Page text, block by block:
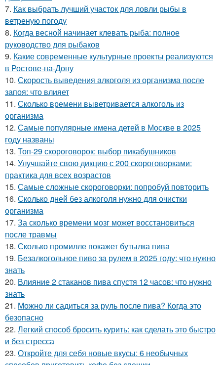
7. Как выбрать лучший участок для ловли рыбы в
ветреную погоду
8. Когда весной начинает клевать рыба: полное
руководство для рыбаков
9. Какие современные культурные проекты реализуются
в Ростове-на-Дону
10. Скорость выведения алкоголя из организма после
запоя: что влияет
11. Сколько времени выветривается алкоголь из
организма
12. Самые популярные имена детей в Москве в 2025
году названы
13. Топ-29 скороговорок: выбор пикабушников
14. Улучшайте свою дикцию с 200 скороговорками:
практика для всех возрастов
15. Самые сложные скороговорки: попробуй повторить
16. Сколько дней без алкоголя нужно для очистки
организма
17. За сколько времени мозг может восстановиться
после травмы
18. Сколько промилле покажет бутылка пива
19. Безалкогольное пиво за рулем в 2025 году: что нужно
знать
20. Влияние 2 стаканов пива спустя 12 часов: что нужно
знать
21. Можно ли садиться за руль после пива? Когда это
безопасно
22. Легкий способ бросить курить: как сделать это быстро
и без стресса
23. Откройте для себя новые вкусы: 6 необычных